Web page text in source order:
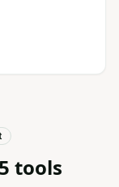
tools